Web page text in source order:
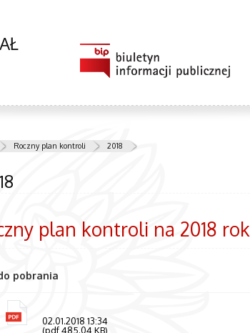
Roczny plan kontroli 2018
plan kontroli na 2018 rok
pobrania
02.01.2018 13:34
(pdf 485.04 KB)